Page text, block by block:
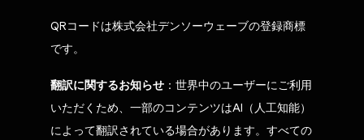
QRコードは株式会社デンソーウェーブの登録商標
です。
翻訳に関するお知らせ ：世界中のユーザーにご利用
いただくため、一部のコンテンツはAI（人工知能）
によって翻訳されている場合があります。すべての